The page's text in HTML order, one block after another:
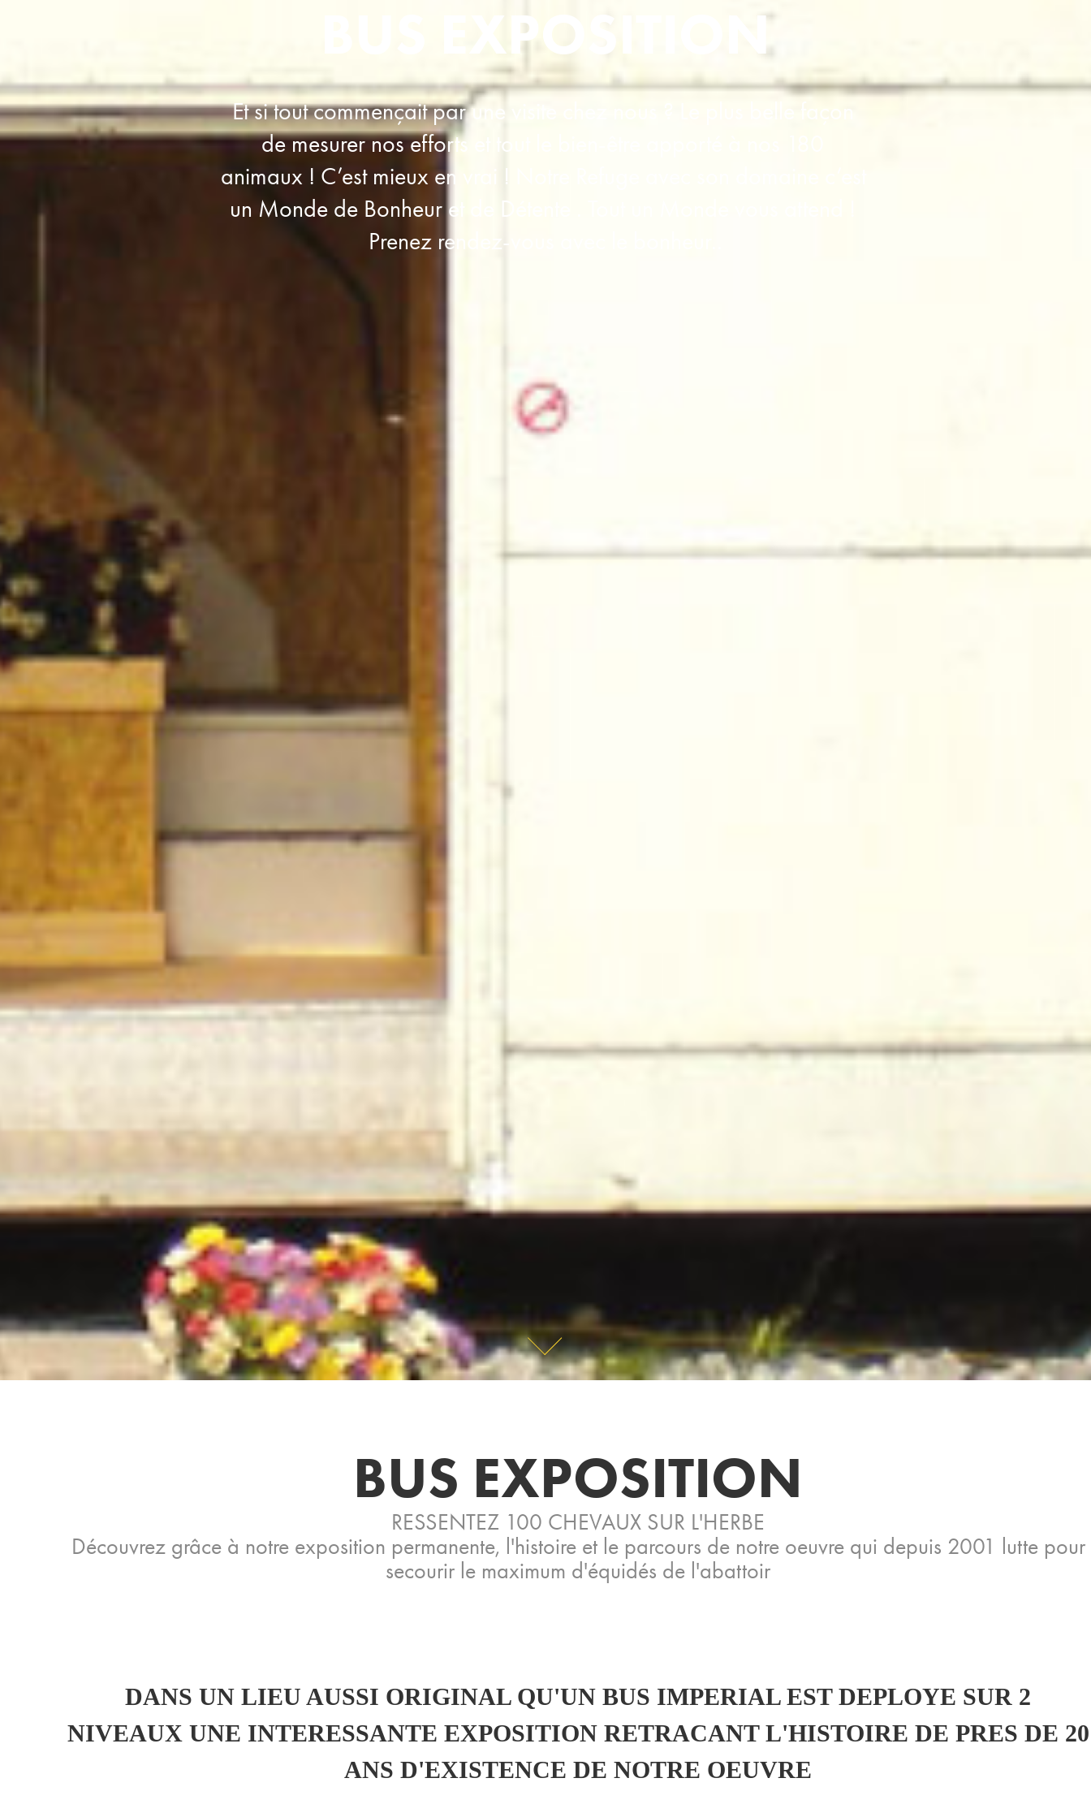
BUS EXPOSITION
Et si tout commençait par une visite chez nous ? Le plus belle façon
de mesurer nos efforts et tout le bien-être apporté à nos 180
animaux ! C’est mieux en vrai ! Notre Refuge avec son domaine c’est
un Monde de Bonheur et de Détente . Tout un Monde vous attend !
Prenez rendez-vous avec le bonheur..
BUS EXPOSITION
RESSENTEZ 100 CHEVAUX SUR L'HERBE
Découvrez grâce à notre exposition permanente, l'histoire et le parcours de notre oeuvre qui depuis 2001 lutte pour
secourir le maximum d'équidés de l'abattoir
DANS UN LIEU AUSSI ORIGINAL QU'UN BUS IMPERIAL EST DEPLOYE SUR 2
NIVEAUX UNE INTERESSANTE EXPOSITION RETRACANT L'HISTOIRE DE PRES DE 20
ANS D'EXISTENCE DE NOTRE OEUVRE